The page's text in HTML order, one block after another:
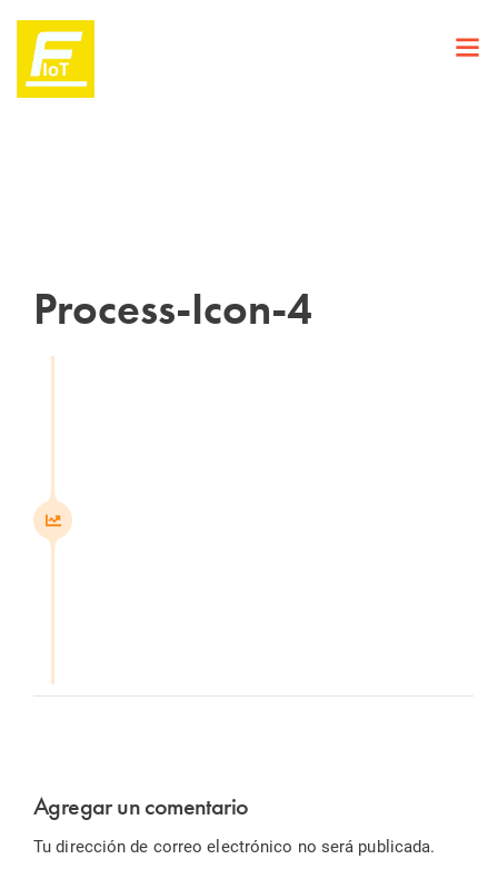
Process-Icon-4
Agregar un comentario
Tu dirección de correo electrónico no será publicada.